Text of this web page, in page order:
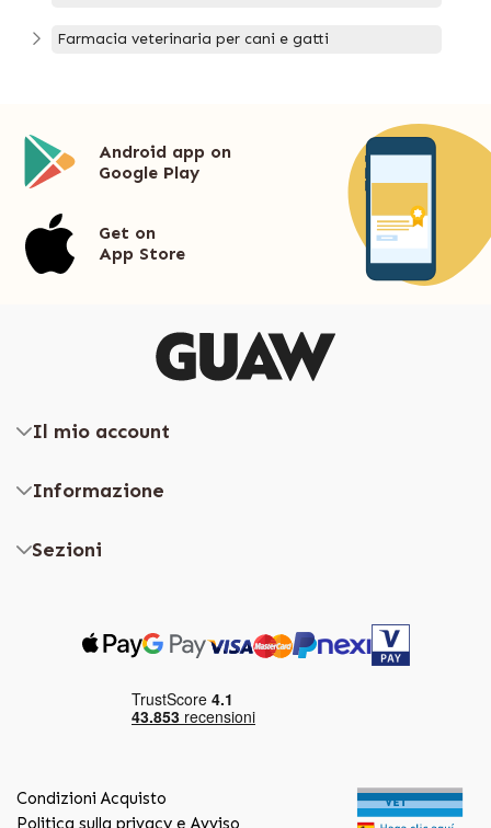
Farmacia veterinaria per cani e gatti
Android app on
Google Play
Get on
App Store
Il mio account
Informazione
Sezioni
Condizioni Acquisto
Politica sulla privacy e Avviso